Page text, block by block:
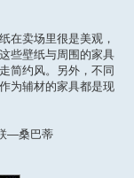
卖场里很是美观，
些壁纸与周围的家具
简约风。另外，不同
为辅材的家具都是现
—桑巴蒂